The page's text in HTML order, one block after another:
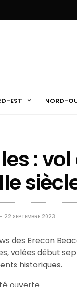
EST NORD-
:
22 SEPTEMBRE 2023
des Brecon
volées début
historiques.